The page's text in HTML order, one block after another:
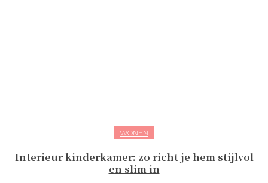
WONEN
Interieur kinderkamer: zo richt je hem stijlvol
en slim in